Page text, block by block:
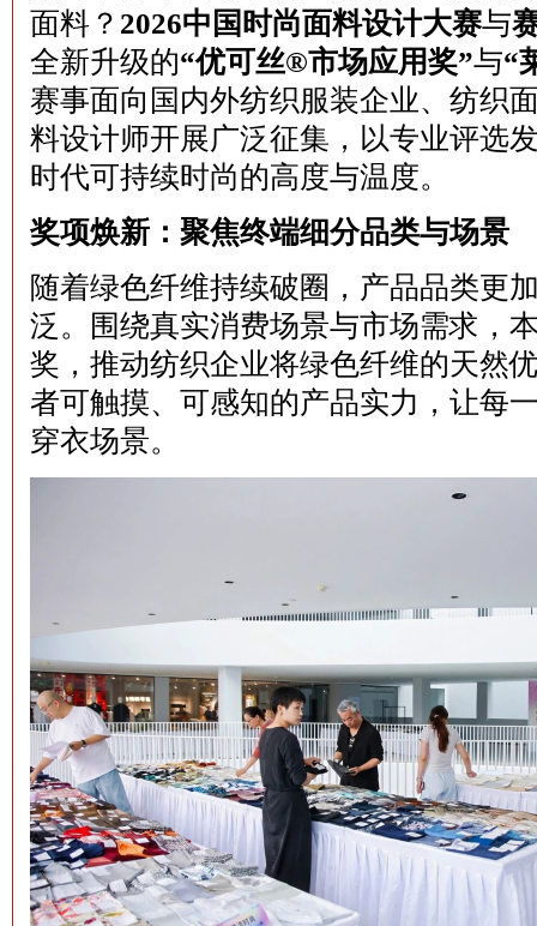
面料？ 2026中国时尚面料设计大赛与
全新升级的“优可丝®市场应用奖”与“
赛事面向国内外纺织服装企业、纺织
料设计师开展广泛征集，以专业评选
时代可持续时尚的高度与温度。
奖项焕新：聚焦终端细分品类与场景
随着绿色纤维持续破圈，产品品类更
泛。围绕真实消费场景与市场需求，
奖，推动纺织企业将绿色纤维的天然
者可触摸、可感知的产品实力，让每
穿衣场景。